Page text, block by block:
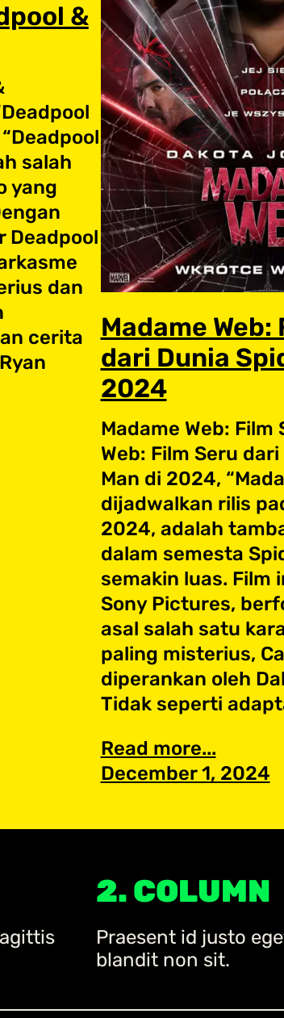
&
salah
yang
Deadpool
dan
cerita
Madame Web:
dari Dunia
2024
Madame Web: Film
Web: Film Seru
Man di 2024,
dijadwalkan rilis
2024, adalah
dalam semesta
semakin luas. Film
Sony Pictures,
asal salah satu
paling misterius,
diperankan oleh
Tidak seperti
Read more...
December 1, 2024
2. COLUMN
Praesent id justo
blandit non sit.